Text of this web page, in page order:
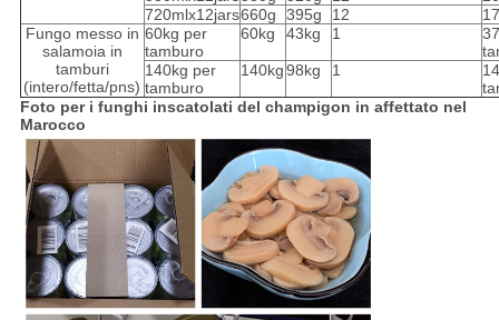
720mlx12jars660g 395g 12
Fungo messo in
salamoia in
tamburi
(intero/fetta/pns)
60kg per
tamburo
60kg 43kg 1
140kg per
tamburo
140kg98kg 1
Foto per i funghi inscatolati del champigon in affettato nel
Marocco